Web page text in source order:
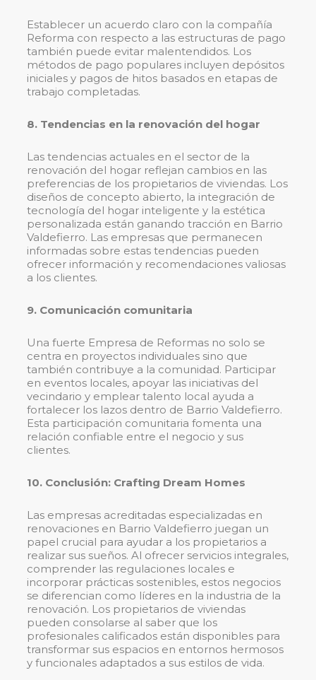
Establecer un acuerdo claro con la compañía
Reforma con respecto a las estructuras de pago
también puede evitar malentendidos. Los
métodos de pago populares incluyen depósitos
iniciales y pagos de hitos basados ​​en etapas de
trabajo completadas.
8. Tendencias en la renovación del hogar
Las tendencias actuales en el sector de la
renovación del hogar reflejan cambios en las
preferencias de los propietarios de viviendas. Los
diseños de concepto abierto, la integración de
tecnología del hogar inteligente y la estética
personalizada están ganando tracción en Barrio
Valdefierro. Las empresas que permanecen
informadas sobre estas tendencias pueden
ofrecer información y recomendaciones valiosas
a los clientes.
9. Comunicación comunitaria
Una fuerte Empresa de Reformas no solo se
centra en proyectos individuales sino que
también contribuye a la comunidad. Participar
en eventos locales, apoyar las iniciativas del
vecindario y emplear talento local ayuda a
fortalecer los lazos dentro de Barrio Valdefierro.
Esta participación comunitaria fomenta una
relación confiable entre el negocio y sus
clientes.
10. Conclusión: Crafting Dream Homes
Las empresas acreditadas especializadas en
renovaciones en Barrio Valdefierro juegan un
papel crucial para ayudar a los propietarios a
realizar sus sueños. Al ofrecer servicios integrales,
comprender las regulaciones locales e
incorporar prácticas sostenibles, estos negocios
se diferencian como líderes en la industria de la
renovación. Los propietarios de viviendas
pueden consolarse al saber que los
profesionales calificados están disponibles para
transformar sus espacios en entornos hermosos
y funcionales adaptados a sus estilos de vida.